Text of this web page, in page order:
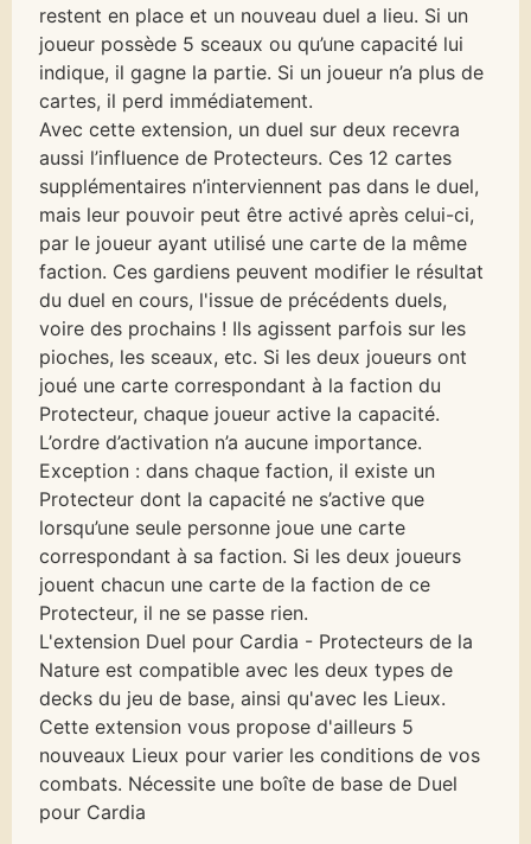
restent en place et un nouveau duel a lieu. Si un
joueur possède 5 sceaux ou qu’une capacité lui
indique, il gagne la partie. Si un joueur n’a plus de
cartes, il perd immédiatement.
Avec cette extension, un duel sur deux recevra
aussi l’influence de Protecteurs. Ces 12 cartes
supplémentaires n’interviennent pas dans le duel,
mais leur pouvoir peut être activé après celui-ci,
par le joueur ayant utilisé une carte de la même
faction. Ces gardiens peuvent modifier le résultat
du duel en cours, l'issue de précédents duels,
voire des prochains ! Ils agissent parfois sur les
pioches, les sceaux, etc. Si les deux joueurs ont
joué une carte correspondant à la faction du
Protecteur, chaque joueur active la capacité.
L’ordre d’activation n’a aucune importance.
Exception : dans chaque faction, il existe un
Protecteur dont la capacité ne s’active que
lorsqu’une seule personne joue une carte
correspondant à sa faction. Si les deux joueurs
jouent chacun une carte de la faction de ce
Protecteur, il ne se passe rien.
L'extension Duel pour Cardia - Protecteurs de la
Nature est compatible avec les deux types de
decks du jeu de base, ainsi qu'avec les Lieux.
Cette extension vous propose d'ailleurs 5
nouveaux Lieux pour varier les conditions de vos
combats. Nécessite une boîte de base de Duel
pour Cardia